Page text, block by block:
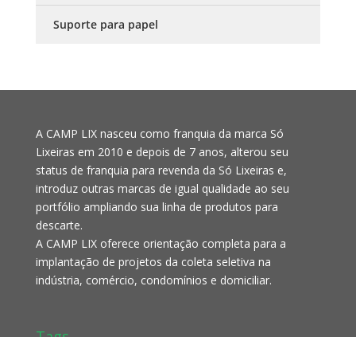
Suporte para papel
A CAMP LIX nasceu como franquia da marca Só
Lixeiras em 2010 e depois de 7 anos, alterou seu
status de franquia para revenda da Só Lixeiras e,
introduz outras marcas de igual qualidade ao seu
portfólio ampliando sua linha de produtos para
descarte.
A CAMP LIX oferece orientação completa para a
implantação de projetos da coleta seletiva na
indústria, comércio, condomínios e domiciliar.